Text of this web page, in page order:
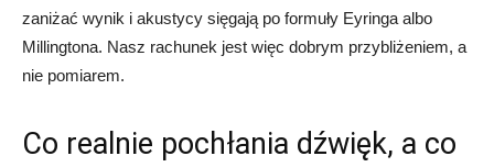
zaniżać wynik i akustycy sięgają po formuły Eyringa albo
Millingtona. Nasz rachunek jest więc dobrym przybliżeniem, a
nie pomiarem.
Co realnie pochłania dźwięk, a co